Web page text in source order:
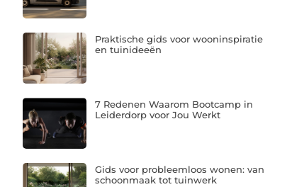
Praktische gids voor wooninspiratie
en tuinideeën
7 Redenen Waarom Bootcamp in
Leiderdorp voor Jou Werkt
Gids voor probleemloos wonen: van
schoonmaak tot tuinwerk